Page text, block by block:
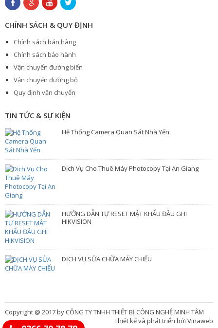
CHÍNH SÁCH & QUY ĐỊNH
Chính sách bán hàng
Chính sách bảo hành
Vận chuyển đường biển
Vận chuyển đường bộ
Quy định vận chuyển
TIN TỨC & SỰ KIỆN
Hệ Thống Camera Quan Sát Nhà Yến
Dịch Vụ Cho Thuê Máy Photocopy Tại An Giang
HƯỚNG DẪN TỰ RESET MẬT KHẨU ĐẦU GHI
HIKVISION
DỊCH VỤ SỬA CHỮA MÁY CHIẾU
Copyright @ 2017 by CÔNG TY TNHH THIẾT BỊ CÔNG NGHỆ MINH TÂM
Thiết kế và phát triển bởi Vinaweb